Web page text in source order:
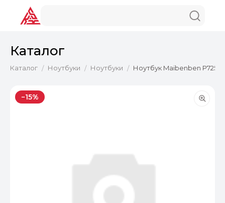
Каталог
Каталог / Ноутбуки / Ноутбуки / Ноутбук Maibenben P725
−15%